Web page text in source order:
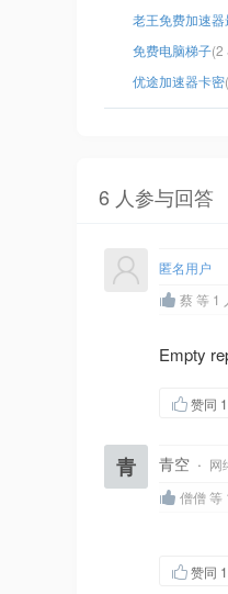
老王免费加速
免费电脑梯子(2
优途加速器卡密
6 人参与回答
匿名用户
蔡 等 1
Empty
赞同 1
青 青空 · 网
僧僧 等
赞同 1